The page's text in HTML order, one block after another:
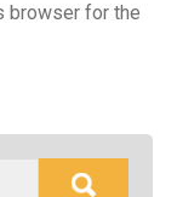
browser for the